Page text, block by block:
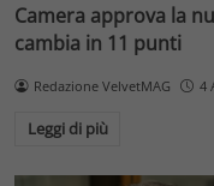
Camera approva la
cambia in 11 punti
Redazione VelvetMAG 4
Leggi di più